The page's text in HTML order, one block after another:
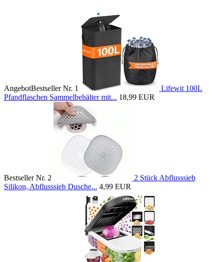
AngebotBestseller Nr. 1
Lifewit 100L
Pfandflaschen Sammelbehälter mit... 18,99 EUR
Bestseller Nr. 2
2 Stück Abflusssieb
Silikon, Abflusssieb Dusche... 4,99 EUR